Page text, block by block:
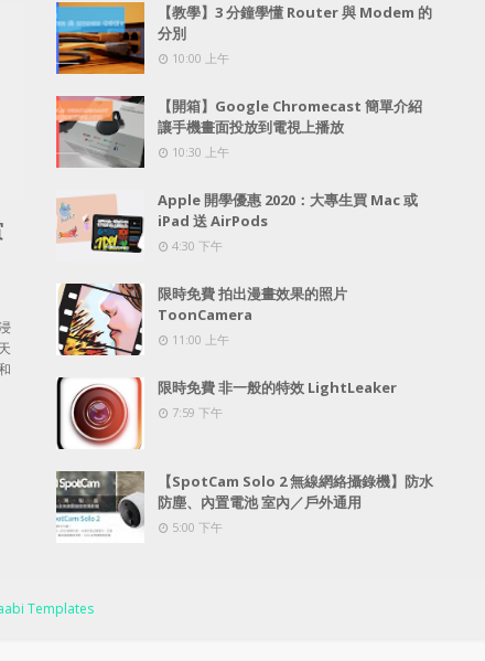
【教學】3 分鐘學懂 Router 與 Modem 的
分別
10:00 上午
【開箱】Google Chromecast 簡單介紹
讓手機畫面投放到電視上播放
10:30 上午
Apple 開學優惠 2020：大專生買 Mac 或
iPad 送 AirPods
4:30 下午
限時免費 拍出漫畫效果的照片
ToonCamera
11:00 上午
限時免費 非一般的特效 LightLeaker
7:59 下午
【SpotCam Solo 2 無線網絡攝錄機】防水
防塵、內置電池 室內／戶外通用
5:00 下午
Templates